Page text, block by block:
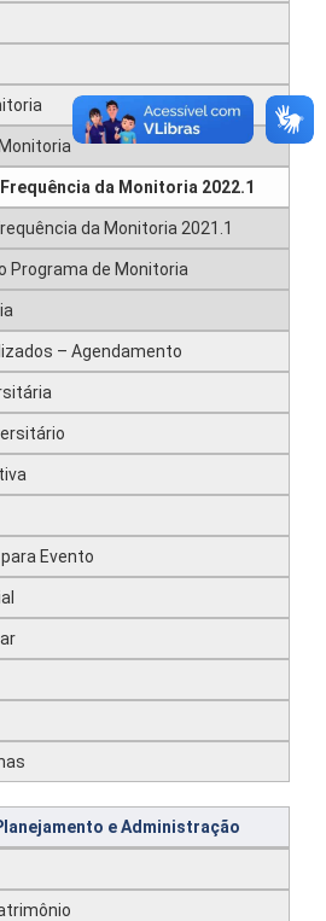
da Monitoria 2022.1
da Monitoria 2021.1
Programa de Monitoria
– Agendamento
Evento
e Administração